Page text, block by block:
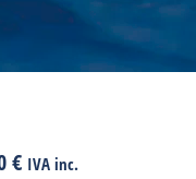
€ElIVA inc.